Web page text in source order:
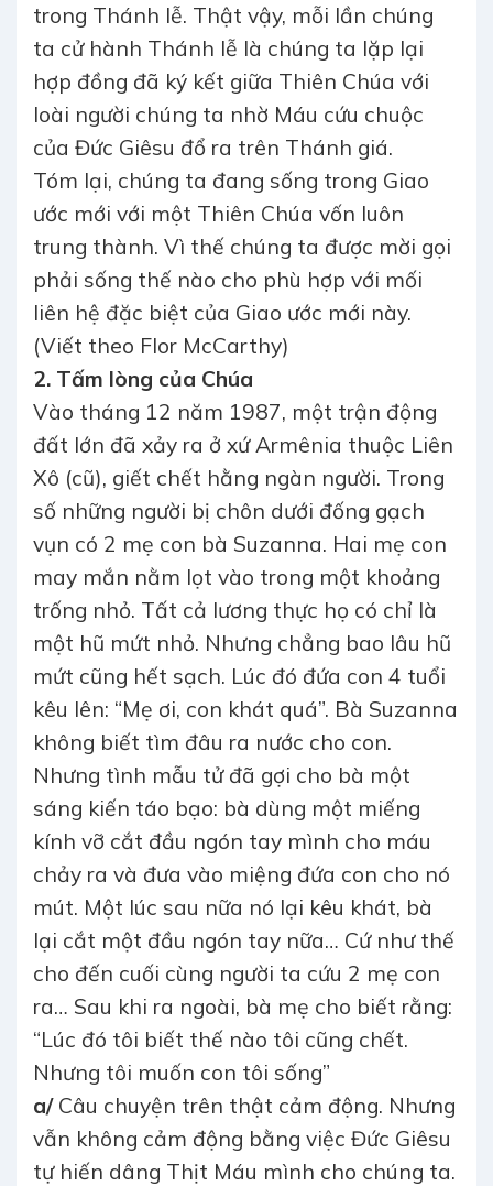
trong Thánh lễ. Thật vậy, mỗi lần chúng
ta cử hành Thánh lễ là chúng ta lặp lại
hợp đồng đã ký kết giữa Thiên Chúa với
loài người chúng ta nhờ Máu cứu chuộc
của Đức Giêsu đổ ra trên Thánh giá.
Tóm lại, chúng ta đang sống trong Giao
ước mới với một Thiên Chúa vốn luôn
trung thành. Vì thế chúng ta được mời gọi
phải sống thế nào cho phù hợp với mối
liên hệ đặc biệt của Giao ước mới này.
(Viết theo Flor McCarthy)
2. Tấm lòng của Chúa
Vào tháng 12 năm 1987, một trận động
đất lớn đã xảy ra ở xứ Armênia thuộc Liên
Xô (cũ), giết chết hằng ngàn người. Trong
số những người bị chôn dưới đống gạch
vụn có 2 mẹ con bà Suzanna. Hai mẹ con
may mắn nằm lọt vào trong một khoảng
trống nhỏ. Tất cả lương thực họ có chỉ là
một hũ mứt nhỏ. Nhưng chẳng bao lâu hũ
mứt cũng hết sạch. Lúc đó đứa con 4 tuổi
kêu lên: “Mẹ ơi, con khát quá”. Bà Suzanna
không biết tìm đâu ra nước cho con.
Nhưng tình mẫu tử đã gợi cho bà một
sáng kiến táo bạo: bà dùng một miếng
kính vỡ cắt đầu ngón tay mình cho máu
chảy ra và đưa vào miệng đứa con cho nó
mút. Một lúc sau nữa nó lại kêu khát, bà
lại cắt một đầu ngón tay nữa… Cứ như thế
cho đến cuối cùng người ta cứu 2 mẹ con
ra… Sau khi ra ngoài, bà mẹ cho biết rằng:
“Lúc đó tôi biết thế nào tôi cũng chết.
Nhưng tôi muốn con tôi sống”
a/Câu chuyện trên thật cảm động. Nhưng
vẫn không cảm động bằng việc Đức Giêsu
tự hiến dâng Thịt Máu mình cho chúng ta.